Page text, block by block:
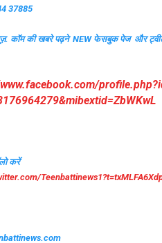
37885
कॉम की खबरे पढ़नेNEW फेसबुक पेज और
ZbWKwL
करें